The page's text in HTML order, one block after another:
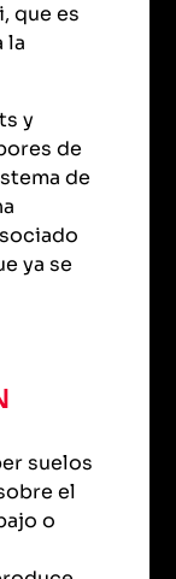
que es
la
y
de
de
ya se
suelos
el
o